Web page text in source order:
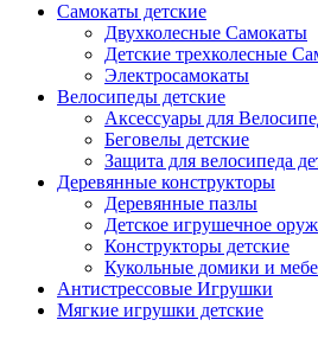
Самокаты детские
Двухколесные Cамокаты
Детские трехколесные
Электросамокаты
Велосипеды детские
Аксессуары для
Беговелы детские
Защита для велосипеда
Деревянные конструкторы
Деревянные пазлы
Детское игрушечное
Конструкторы детские
Кукольные домики и
Антистрессовые Игрушки
Мягкие игрушки детские